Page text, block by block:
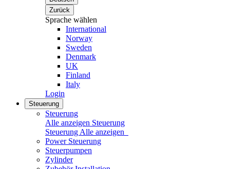
Zurück
Sprache wählen
International
Norway
Sweden
Denmark
UK
Finland
Italy
Login
Steuerung
Steuerung
Alle anzeigen Steuerung
Steuerung Alle anzeigen
Power Steuerung
Steuerpumpen
Zylinder